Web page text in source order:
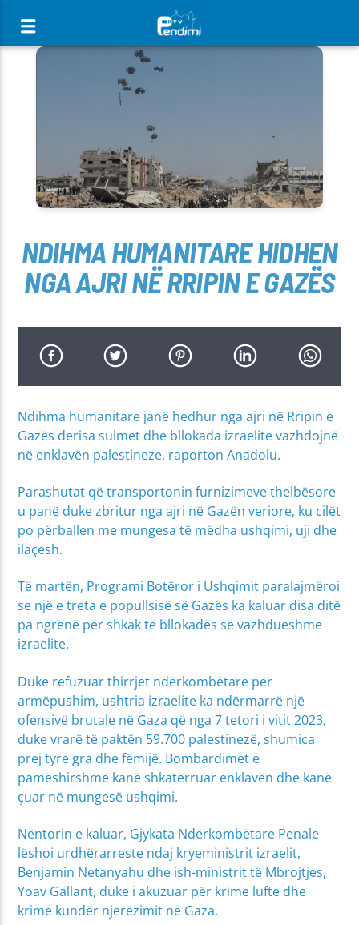
[There are no radio stations in the database]
NDIHMA HUMANITARE HIDHEN
NGA AJRI NË RRIPIN E GAZËS
Ndihma humanitare janë hedhur nga ajri në Rripin e
Gazës derisa sulmet dhe bllokada izraelite vazhdojnë
në enklavën palestineze, raporton Anadolu.
Parashutat që transportonin furnizimeve thelbësore
u panë duke zbritur nga ajri në Gazën veriore, ku cilët
po përballen me mungesa të mëdha ushqimi, uji dhe
ilaçesh.
Të martën, Programi Botëror i Ushqimit paralajmëroi
se një e treta e popullsisë së Gazës ka kaluar disa ditë
pa ngrënë për shkak të bllokadës së vazhdueshme
izraelite.
Duke refuzuar thirrjet ndërkombëtare për
armëpushim, ushtria izraelite ka ndërmarrë një
ofensivë brutale në Gaza që nga 7 tetori i vitit 2023,
duke vrarë të paktën 59.700 palestinezë, shumica
prej tyre gra dhe fëmijë. Bombardimet e
pamëshirshme kanë shkatërruar enklavën dhe kanë
çuar në mungesë ushqimi.
Nëntorin e kaluar, Gjykata Ndërkombëtare Penale
lëshoi urdhërarreste ndaj kryeministrit izraelit,
Benjamin Netanyahu dhe ish-ministrit të Mbrojtjes,
Yoav Gallant, duke i akuzuar për krime lufte dhe
krime kundër njerëzimit në Gaza.